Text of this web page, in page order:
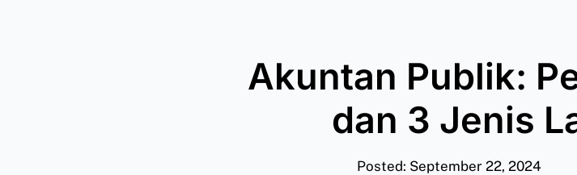
Akuntan Publik:
dan 3 Jenis
Posted: September 22, 2024